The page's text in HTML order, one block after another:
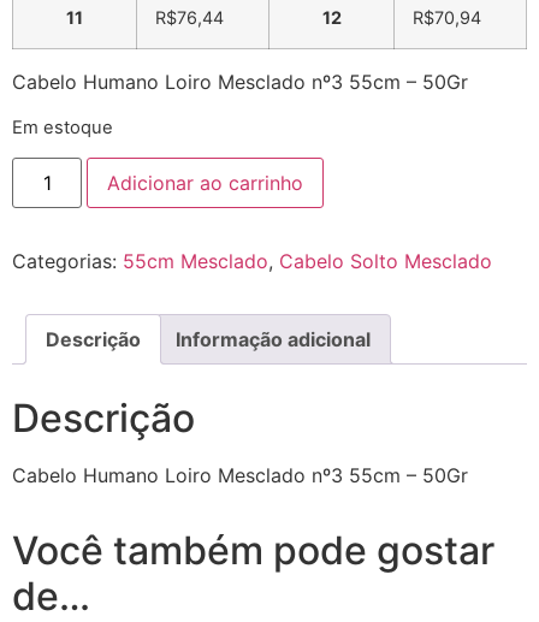
11 R$76,44 12 R$70,94
Cabelo Humano Loiro Mesclado nº3 55cm – 50Gr
Em estoque
Adicionar ao carrinho
Categorias: 55cm Mesclado, Cabelo Solto Mesclado
Descrição Informação adicional
Descrição
Cabelo Humano Loiro Mesclado nº3 55cm – 50Gr
Você também pode gostar
de…